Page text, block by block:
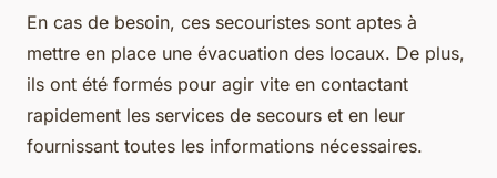
En cas de besoin, ces secouristes sont aptes à
mettre en place une évacuation des locaux. De plus,
ils ont été formés pour agir vite en contactant
rapidement les services de secours et en leur
fournissant toutes les informations nécessaires.